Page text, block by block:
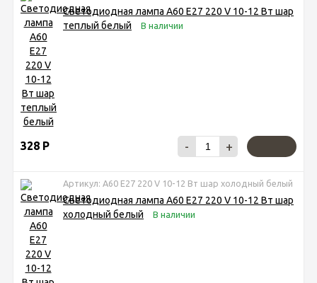
Светодиодная лампа A60 Е27 220 V 10-12 Вт шар
теплый белый
В наличии
328 Р - +
Артикул: A60 Е27 220 V 10-12 Вт шар холодный белый
Светодиодная лампа A60 Е27 220 V 10-12 Вт шар
холодный белый
В наличии